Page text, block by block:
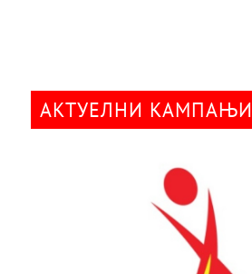
АКТУЕЛНИ КАМПАЊИ